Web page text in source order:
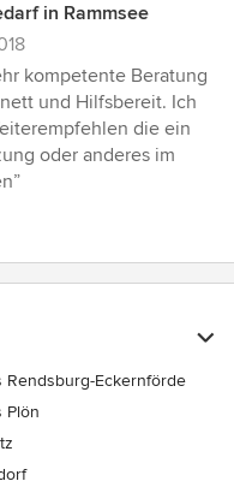
in Rammsee
kompetente Beratung
und Hilfsbereit. Ich
die ein
oder anderes im
Rendsburg-Eckernförde
Plön